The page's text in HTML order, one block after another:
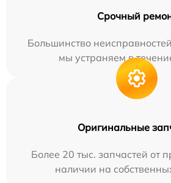
Срочный
Большинство
мы устраняем в
Оригинальные
Более 20 тыс. запчастей от
наличии на